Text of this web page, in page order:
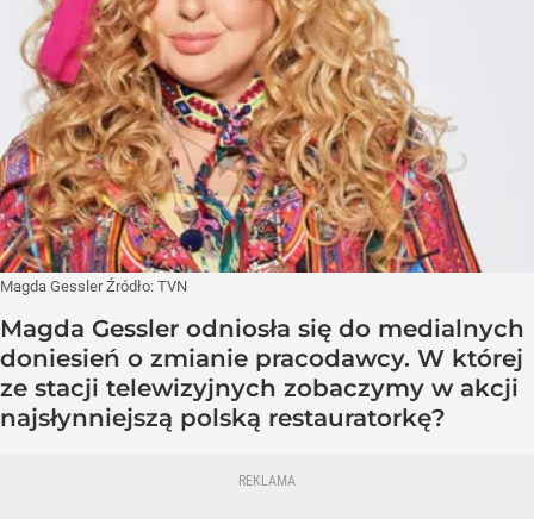
Magda GesslerŹródło: TVN
Magda Gessler odniosła się do medialnych
doniesień o zmianie pracodawcy. W której
ze stacji telewizyjnych zobaczymy w akcji
najsłynniejszą polską restauratorkę?